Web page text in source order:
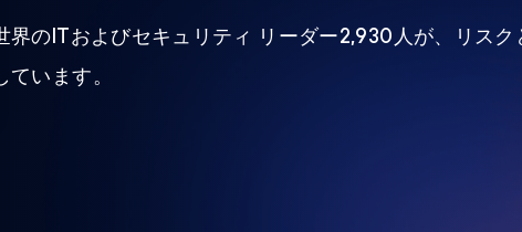
界のITおよびセキュリティ リーダー2,930人が、リス
ています。